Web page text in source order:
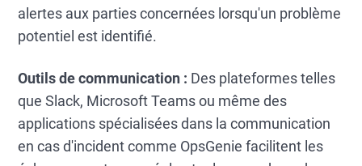
alertes aux parties concernées lorsqu'un problème
potentiel est identifié.
Outils de communication : Des plateformes telles
que Slack, Microsoft Teams ou même des
applications spécialisées dans la communication
en cas d'incident comme OpsGenie facilitent les